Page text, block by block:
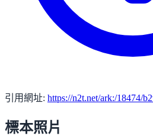
引用網址: https://n2t.net/ark:/18474/
標本照片